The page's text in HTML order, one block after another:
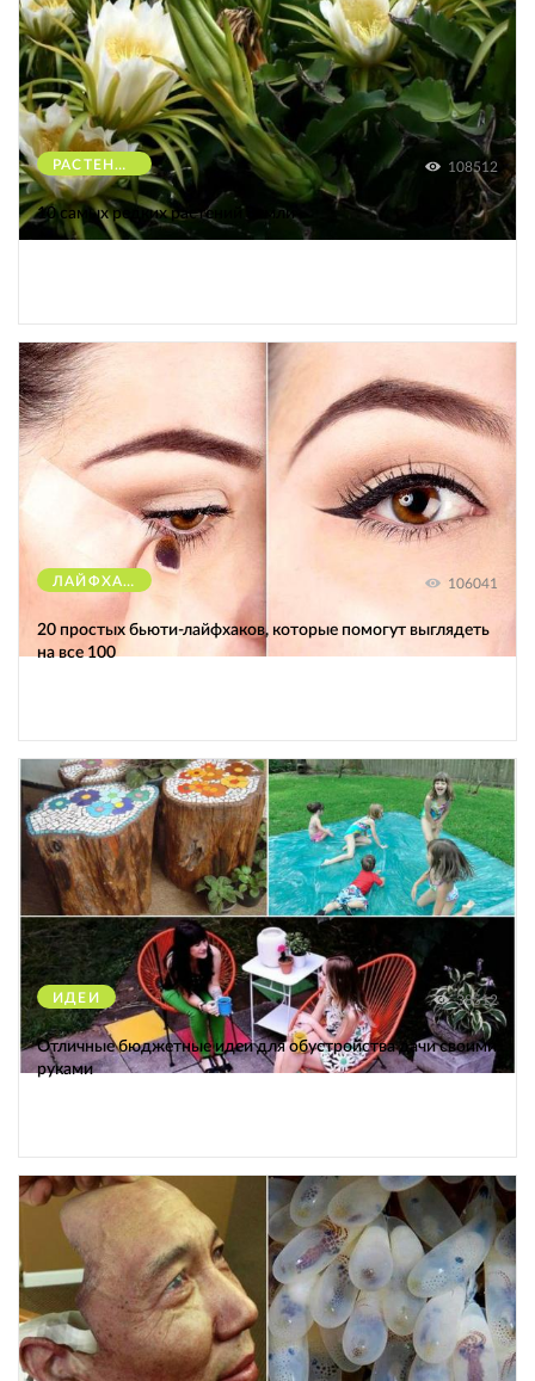
РАСТЕНИЯ 108512
10 самых редких растений Земли
ЛАЙФХАКИ 106041
20 простых бьюти-лайфхаков, которые помогут выглядеть
на все 100
ИДЕИ 38512
Отличные бюджетные идеи для обустройства дачи своими
руками